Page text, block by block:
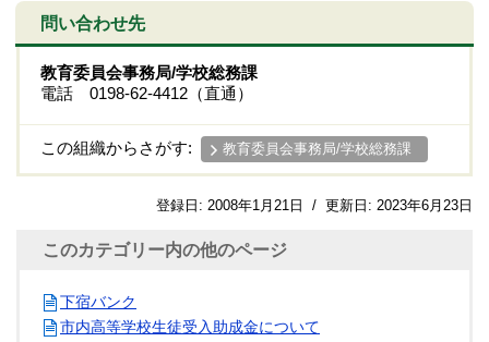
問い合わせ先
教育委員会事務局/学校総務課
電話 0198-62-4412（直通）
この組織からさがす: 教育委員会事務局/学校総務課
登録日: 2008年1月21日 / 更新日: 2023年6月23日
このカテゴリー内の他のページ
下宿バンク
市内高等学校生徒受入助成金について